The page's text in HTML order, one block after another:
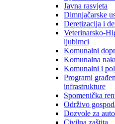
Javna rasvjeta
Dimnjačarske
Deretizacija i
Veterinarsko-
ljubimci
Komunalni
Komunalna
Komunalni i
Programi
infrastrukture
Spomenička
Održivo
Dozvole za
Civilna zaštita